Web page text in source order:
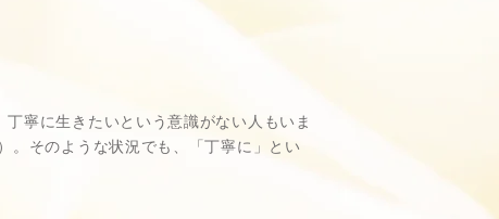
寧に生きたいという意識がない人もいま
。そのような状況でも、「丁寧に」とい